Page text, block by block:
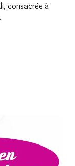
consacrée à